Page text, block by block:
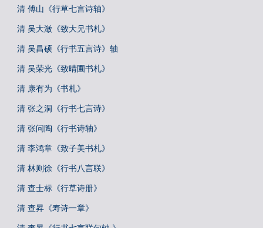
清 傅山《行草七言诗轴》
清 吴大澂《致大兄书札》
清 吴昌硕《行书五言诗》轴
清 吴荣光《致晴圃书札》
清 康有为《书札》
清 张之洞《行书七言诗》
清 张问陶《行书诗轴》
清 李鸿章《致子美书札》
清 林则徐《行书八言联》
清 查士标《行草诗册》
清 查昇《寿诗一章》